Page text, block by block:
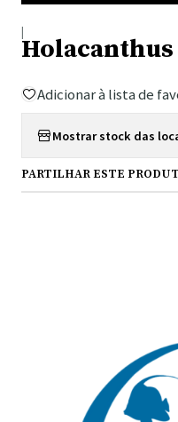
|
Adicionar à lista de
Mostrar stock das
PARTILHAR ESTE